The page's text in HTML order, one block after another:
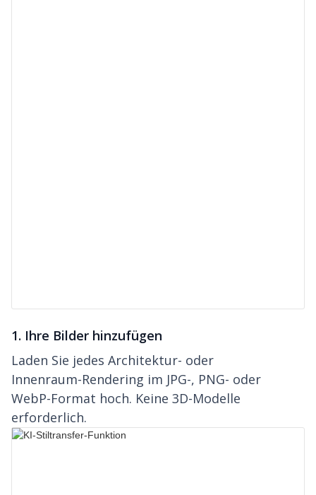
1. Ihre Bilder hinzufügen
Laden Sie jedes Architektur- oder
Innenraum-Rendering im JPG-, PNG- oder
WebP-Format hoch. Keine 3D-Modelle
erforderlich.